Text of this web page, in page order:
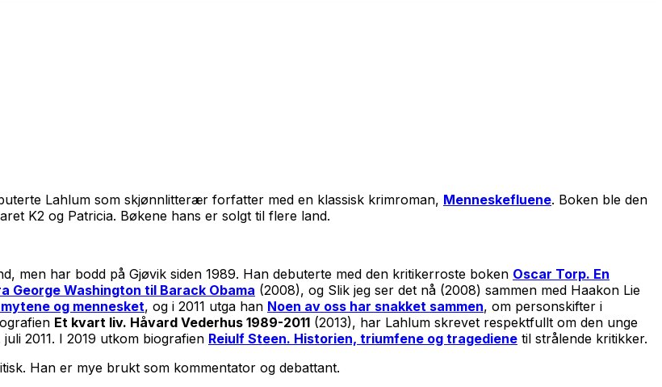
Lahlum som skjønnlitterær forfatter med en klassisk krimroman, Menneskefluene. Boken ble den
K2 og Patricia. Bøkene hans er solgt til flere land.
men har bodd på Gjøvik siden 1989. Han debuterte med den kritikerroste boken Oscar Torp. En
George Washington til Barack Obama (2008), og Slik jeg ser det nå (2008) sammen med Haakon Lie
og mennesket, og i 2011 utga han Noen av oss har snakket sammen, om personskifter i
Et kvart liv. Håvard Vederhus 1989-2011 (2013), har Lahlum skrevet respektfullt om den unge
2011. I 2019 utkom biografien Reiulf Steen. Historien, triumfene og tragediene til strålende kritikker.
Han er mye brukt som kommentator og debattant.